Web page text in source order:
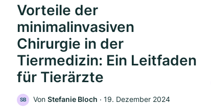
Vorteile der
minimalinvasiven
Chirurgie in der
Tiermedizin: Ein Leitfaden
für Tierärzte
SB Von Stefanie Bloch ‧ 19. Dezember 2024